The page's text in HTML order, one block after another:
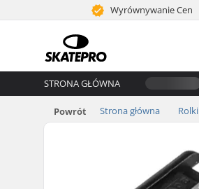
Wyrównywanie Cen
STRONA GŁÓWNA
Powrót Strona główna Rolki